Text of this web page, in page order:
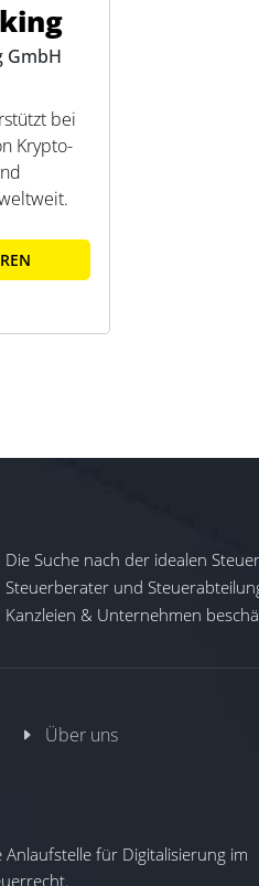
GmbH
bei
Krypto-
Die Suche nach der idealen
Steuerberater und
Kanzleien & Unternehmen
Über uns
Anlaufstelle für Digitalisierung im